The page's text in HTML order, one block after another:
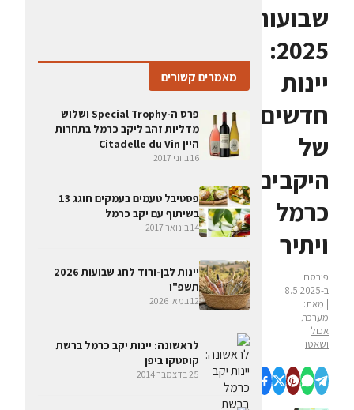
שבועות
2025:
יינות
חדשים
של
היקבים
כרמל
ויתיר
פורסם
ב-8.5.2025
| מאת:
מערכת
אכול
ושאטו
מאמרים קשורים
פרס ה-Special Trophy ושלוש
מדליות זהב ליקב כרמל בתחרות
היין Citadelle du Vin
16 ביוני 2017
פסטיבל טעמים בעמקים חוגג 13
בשיתוף עם יקב כרמל
14 בינואר 2017
יינות לבן-ורוד לחג שבועות 2026
תשפ"ו
12 במאי 2026
לראשונה: יינות יקב כרמל ברשת
קוסטקו ביפן
25 בדצמבר 2014